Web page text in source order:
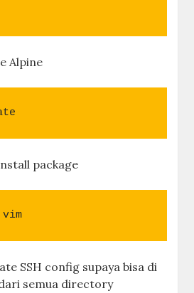
Alpine
package
SSH config supaya bisa di
semua directory